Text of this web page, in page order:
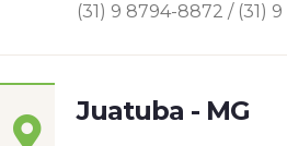
(31) 9 8794-8872 / (31)
Juatuba - MG